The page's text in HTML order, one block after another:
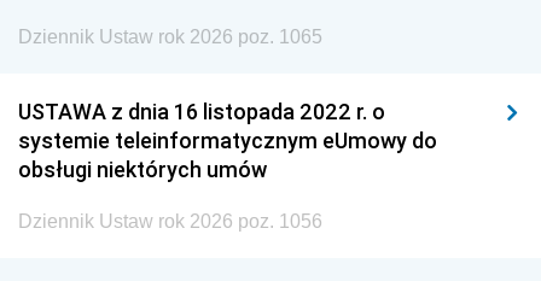
Dziennik Ustaw rok 2026 poz. 1065
USTAWA z dnia 16 listopada 2022 r. o
systemie teleinformatycznym eUmowy do
obsługi niektórych umów
Dziennik Ustaw rok 2026 poz. 1056